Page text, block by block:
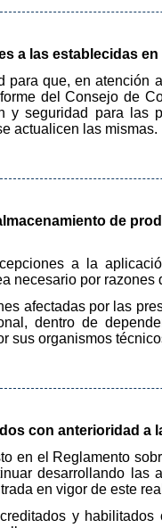
a las establecidas en
que, en atención
del Consejo de
y seguridad para las
actualicen las mismas.
de
a la
necesario por razones
afectadas por las
dentro de
sus organismos
con anterioridad a
en el Reglamento
desarrollando las
en vigor de este
y